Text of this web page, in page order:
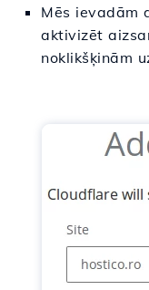
Mēs ievadām
aktivizēt
noklikšķinām